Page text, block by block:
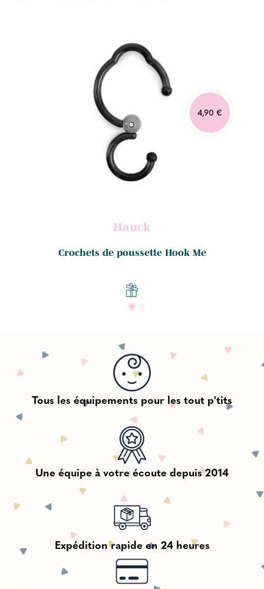
4,90 €
Hauck
Crochets de poussette Hook Me
Tous les équipements pour les tout p'tits
Une équipe à votre écoute depuis 2014
Expédition rapide en 24 heures